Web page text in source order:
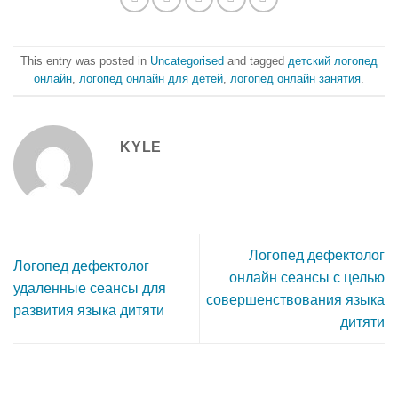
This entry was posted in Uncategorised and tagged детский логопед
онлайн, логопед онлайн для детей, логопед онлайн занятия.
KYLE
Логопед дефектолог
удаленные сеансы для
развития языка дитяти
Логопед дефектолог
онлайн сеансы с целью
совершенствования языка
дитяти